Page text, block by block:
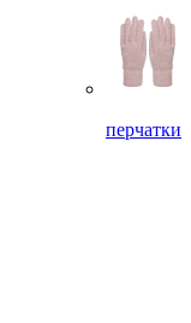
перчатки